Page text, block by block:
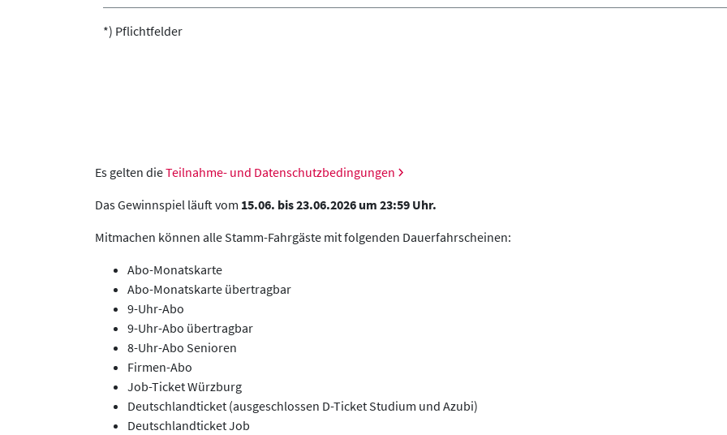
*) Pflichtfelder
Es gelten dieTeilnahme- und Datenschutzbedingungen
Das Gewinnspiel läuft vom 15.06. bis 23.06.2026 um 23:59 Uhr.
Mitmachen können alle Stamm-Fahrgäste mit folgenden Dauerfahrscheinen:
Abo-Monatskarte
Abo-Monatskarte übertragbar
9-Uhr-Abo
9-Uhr-Abo übertragbar
8-Uhr-Abo Senioren
Firmen-Abo
Job-Ticket Würzburg
Deutschlandticket (ausgeschlossen D-Ticket Studium und Azubi)
Deutschlandticket Job